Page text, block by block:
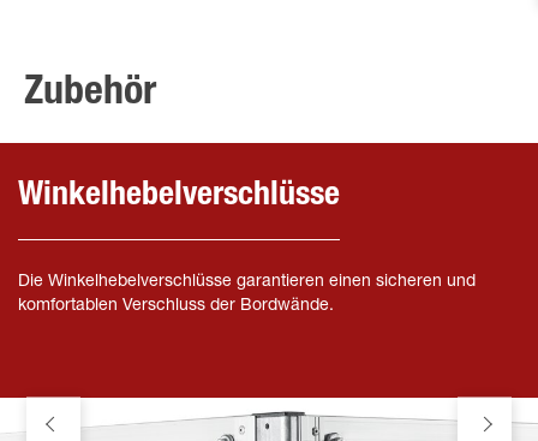
Zubehör
Winkelhebelverschlüsse
Die Winkelhebelverschlüsse garantieren einen sicheren und
komfortablen Verschluss der Bordwände.